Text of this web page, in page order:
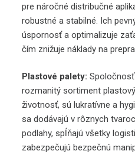
pre náročné distribučné
robustné a stabilné. Ich
úspornosť a optimalizuje
čím znižuje náklady na
Plastové palety:
rozmanitý sortiment
životnosť, sú lukratívne a
sa dodávajú v rôznych
podlahy, spĺňajú všetky
zabezpečujú bezpečnú